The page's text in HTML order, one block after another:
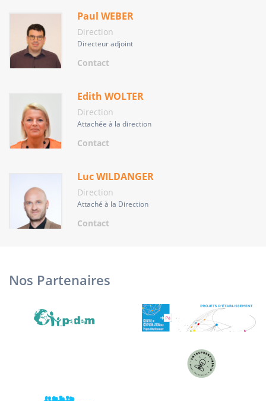
Paul WEBER
Direction
Directeur adjoint
Contact
Edith WOLTER
Direction
Attachée à la direction
Contact
Luc WILDANGER
Direction
Attaché à la Direction
Contact
Nos Partenaires